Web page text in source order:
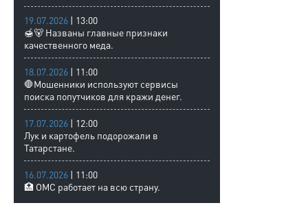
19.07.2026 | 13:00
🍯🐻 Названы главные признаки
качественного меда.
18.07.2026 | 11:00
🛑Мошенники используют сервисы
поиска попутчиков для кражи денег.
17.07.2026 | 12:00
Лук и картофель подорожали в
Татарстане.
16.07.2026 | 11:00
🏥 ОМС работает на всю страну.